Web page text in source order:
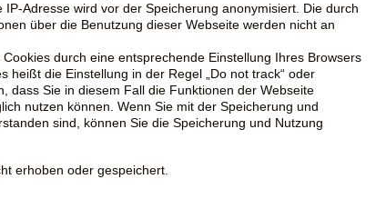
Adresse wird vor der Speicherung anonymisiert. Die durch
über die Benutzung dieser Webseite werden nicht an
durch eine entsprechende Einstellung Ihres Browsers
heißt die Einstellung in der Regel „Do not track“ oder
dass Sie in diesem Fall die Funktionen der Webseite
nutzen können. Wenn Sie mit der Speicherung und
sind, können Sie die Speicherung und Nutzung
erhoben oder gespeichert.